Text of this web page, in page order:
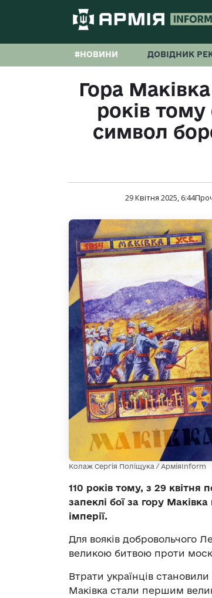
#НОВИНИ ДОВІДНИК
Гора
років тому
символ
29 Квітня 2025, 6:44
Колаж Сергія Поліщука / АрміяInform
110 років тому, з 29
запеклі бої за гору
імперії.
Для вояків добровольчого
великою битвою проти
Втрати українців
Маківка стали першим